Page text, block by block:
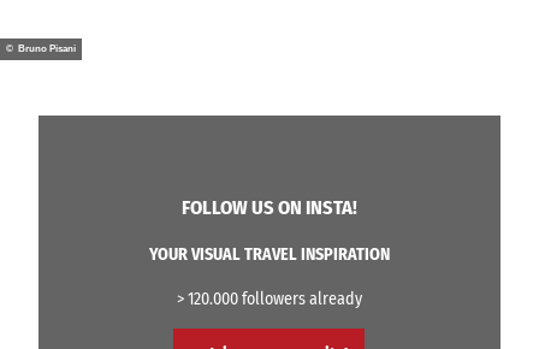
© Bruno Pisani
FOLLOW US ON INSTA!
YOUR VISUAL TRAVEL INSPIRATION
> 120.000 followers already